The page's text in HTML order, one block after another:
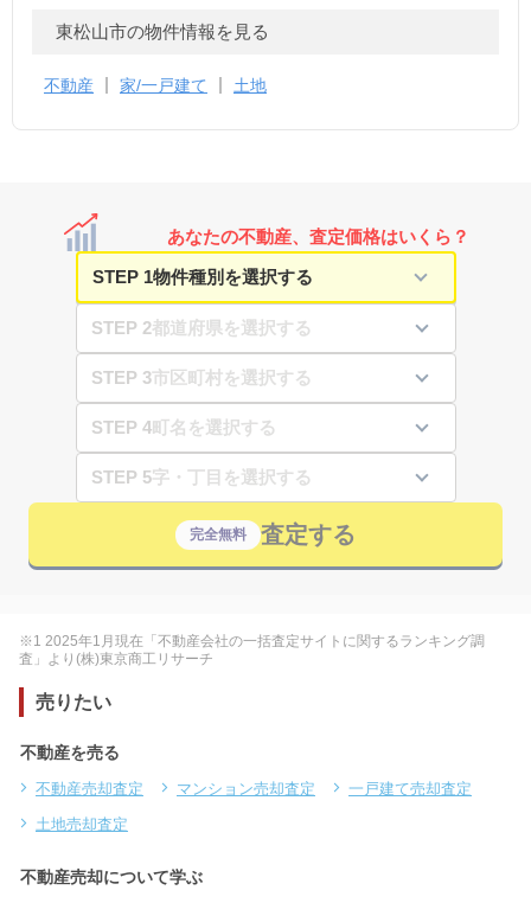
東松山市の物件情報を見る
不動産 家/一戸建て 土地
あなたの不動産、査定価格はいくら？
STEP 1
STEP 2
STEP 3
STEP 4
STEP 5
完全無料 査定する
※1 2025年1月現在「不動産会社の一括査定サイトに関するランキング調
査」より(株)東京商工リサーチ
売りたい
不動産を売る
不動産売却査定 マンション売却査定
一戸建て売却査定
土地売却査定
不動産売却について学ぶ